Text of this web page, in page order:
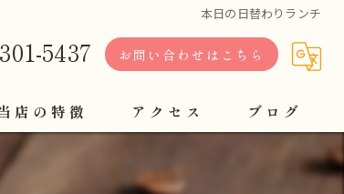
本日の日替わりランチ
5437 お問い合わせはこちら
店の特徴
食
アクセス ブログ